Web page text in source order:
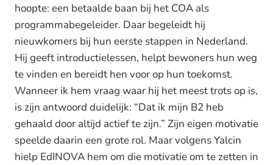
hoopte: een betaalde baan bij het COA als
programmabegeleider. Daar begeleidt hij
nieuwkomers bij hun eerste stappen in Nederland.
Hij geeft introductielessen, helpt bewoners hun weg
te vinden en bereidt hen voor op hun toekomst.
Wanneer ik hem vraag waar hij het meest trots op is,
is zijn antwoord duidelijk: “Dat ik mijn B2 heb
gehaald door altijd actief te zijn.” Zijn eigen motivatie
speelde daarin een grote rol. Maar volgens Yalcin
hielp EdINOVA hem om die motivatie om te zetten in